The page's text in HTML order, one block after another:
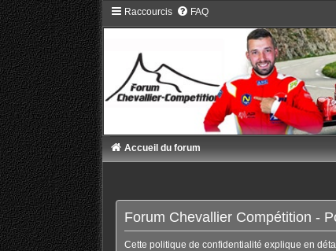
Raccourcis FAQ
Accueil du forum
Forum Chevallier Compétition -
Cette politique de confidentialité explique en